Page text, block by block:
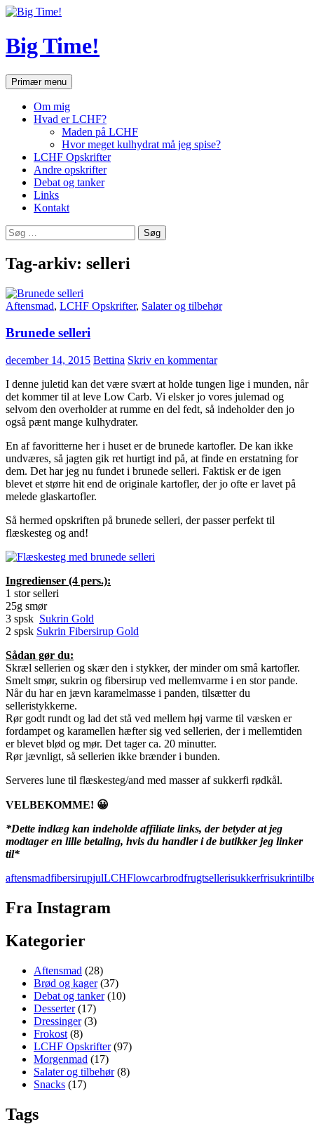
Hop
indhold
Big Time!
SøgPrimær menu
Om mig
Hvad er LCHF?
Maden på LCHF
Hvor meget kulhydrat må jeg spise?
LCHF Opskrifter
Andre opskrifter
Debat og tanker
Links
Kontakt
Søg
efter:
Tag-arkiv: selleri
Aftensmad, LCHF Opskrifter, Salater og tilbehør
Brunede selleri
december 14, 2015 Bettina Skriv en kommentar
I denne juletid kan det være svært at holde tungen lige i munden, når
det kommer til at leve Low Carb. Vi elsker jo vores julemad og
selvom den overholder at rumme en del fedt, så indeholder den jo
også pænt mange kulhydrater.
En af favoritterne her i huset er de brunede kartofler. De kan ikke
undværes, så jagten gik ret hurtigt ind på, at finde en erstatning for
dem. Det har jeg nu fundet i brunede selleri. Faktisk er de igen
blevet et større hit end de originale kartofler, der jo ofte er lavet på
melede glaskartofler.
Så hermed opskriften på brunede selleri, der passer perfekt til
flæskesteg og and!
Ingredienser (4 pers.):
1 stor selleri
25g smør
3 spsk Sukrin Gold
2 spsk Sukrin Fibersirup Gold
Sådan gør du:
Skræl sellerien og skær den i stykker, der minder om små kartofler.
Smelt smør, sukrin og fibersirup ved mellemvarme i en stor pande.
Når du har en jævn karamelmasse i panden, tilsætter du
selleristykkerne.
Rør godt rundt og lad det stå ved mellem høj varme til væsken er
fordampet og karamellen hæfter sig ved sellerien, der i mellemtiden
er blevet blød og mør. Det tager ca. 20 minutter.
Rør jævnligt, så sellerien ikke brænder i bunden.
Serveres lune til flæskesteg/and med masser af sukkerfi rødkål.
VELBEKOMME! 😀
*Dette indlæg kan indeholde affiliate links, der betyder at jeg
modtager en lille betaling, hvis du handler i de butikker jeg linker
til*
aftensmadfibersirupjulLCHFlowcarbrodfrugtsellerisukkerfrisukrin
Fra Instagram
Kategorier
Aftensmad (28)
Brød og kager(37)
Debat og tanker(10)
Desserter(17)
Dressinger(3)
Frokost (8)
LCHF Opskrifter(97)
Morgenmad (17)
Salater og tilbehør(8)
Snacks (17)
Tags